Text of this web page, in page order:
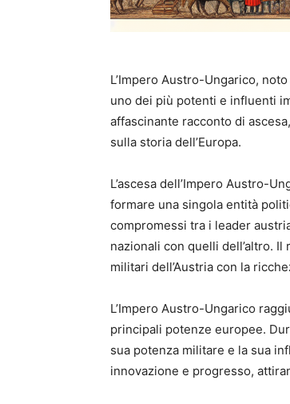
L’Impero Austro-Ungarico,
uno dei più potenti e influenti
affascinante racconto di
sulla storia dell’Europa.
L’ascesa dell’Impero Austro-
formare una singola entità
compromessi tra i leader
nazionali con quelli dell’altro.
militari dell’Austria con la
L’Impero Austro-Ungarico
principali potenze europee.
sua potenza militare e la sua
innovazione e progresso,